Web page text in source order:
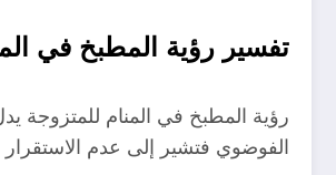
تفسير رؤية المطبخ في
رؤية المطبخ في المنام للمتزوجة
الفوضوي فتشير إلى عدم